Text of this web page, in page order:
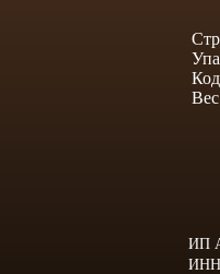
ИП
ИНН